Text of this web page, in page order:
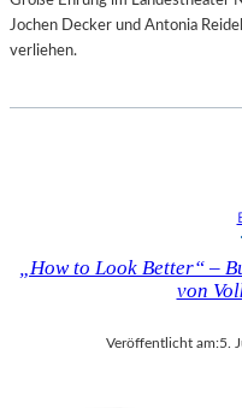
Jochen Decker und Antonia
verliehen.
„How to Look Better“ –
von
Veröffentlicht am:5.